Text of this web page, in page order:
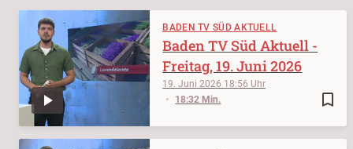
BADEN TV SÜD AKTUELL
bookmark_border
19. Juni 2026 18:56
18:32 Min.
Baden TV Süd Aktuell -
Freitag, 19. Juni 2026